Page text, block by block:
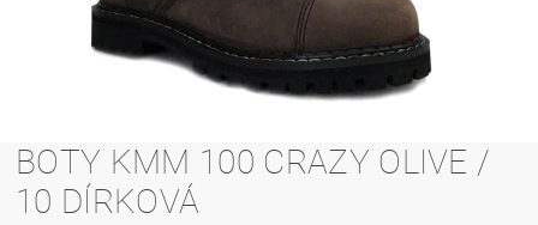
BOTY KMM 100 CRAZY OLIVE /
10 DÍRKOVÁ